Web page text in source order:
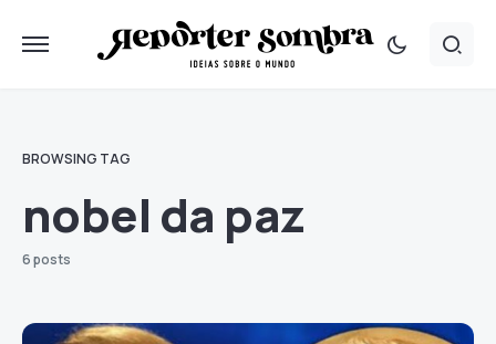
BROWSING TAG
nobel da paz
6 posts